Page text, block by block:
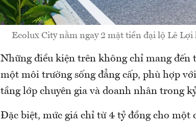
Ecolux City nằm ngay 2 mặt tiền đại lộ Lê
Những điều kiện trên không chỉ mang đến
một môi trường sống đẳng cấp, phù hợp
tầng lớp chuyên gia và doanh nhân trong
Đặc biệt, mức giá chỉ từ 4 tỷ đồng cho một